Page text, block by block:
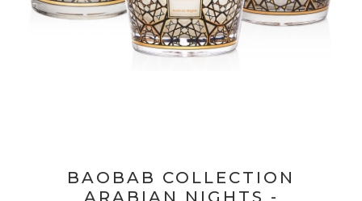
BAOBAB COLLECTION
ARABIAN NIGHTS -